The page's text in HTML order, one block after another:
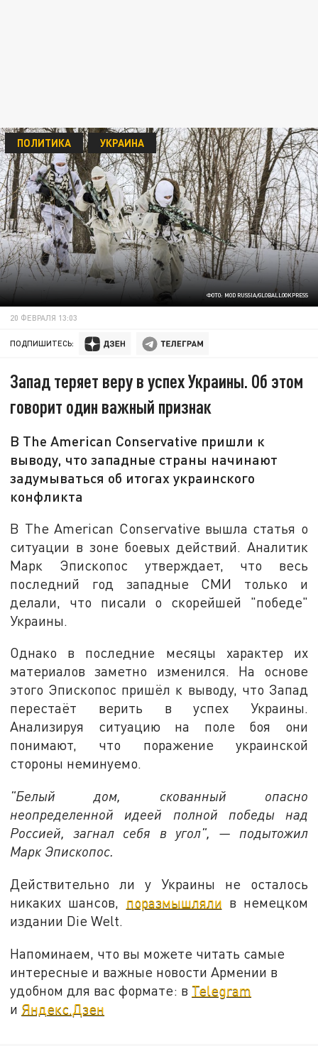
ФОТО: MOD RUSSIA/GLOBALLOOKPRESS
ПОЛИТИКА УКРАИНА
20 ФЕВРАЛЯ 13:03
ПОДПИШИТЕСЬ:
Запад теряет веру в успех Украины. Об этом
говорит один важный признак
В The American Conservative пришли к
выводу, что западные страны начинают
задумываться об итогах украинского
конфликта
В The American Conservative вышла статья о
ситуации в зоне боевых действий. Аналитик
Марк Эпископос утверждает, что весь
последний год западные СМИ только и
делали, что писали о скорейшей "победе"
Украины.
Однако в последние месяцы характер их
материалов заметно изменился. На основе
этого Эпископос пришёл к выводу, что Запад
перестаёт верить в успех Украины.
Анализируя ситуацию на поле боя они
понимают, что поражение украинской
стороны неминуемо.
"Белый дом, скованный опасно
неопределенной идеей полной победы над
Россией, загнал себя в угол", — подытожил
Марк Эпископос.
Действительно ли у Украины не осталось
никаких шансов, поразмышляли в немецком
издании Die Welt.
Напоминаем, что вы можете читать самые
интересные и важные новости Армении в
удобном для вас формате: в Telegram
и Яндекс.Дзен